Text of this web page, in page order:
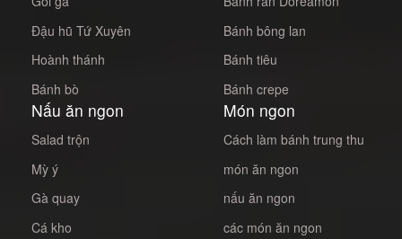
Đậu hũ Tứ Xuyên
Hoành thánh
Bánh bò
Bánh bông lan
Bánh tiêu
Bánh crepe
Nấu ăn ngon
Salad trộn
Mỳ ý
Gà quay
Cá kho
Món ngon
Cách làm bánh trung thu
món ăn ngon
nấu ăn ngon
các món ăn ngon